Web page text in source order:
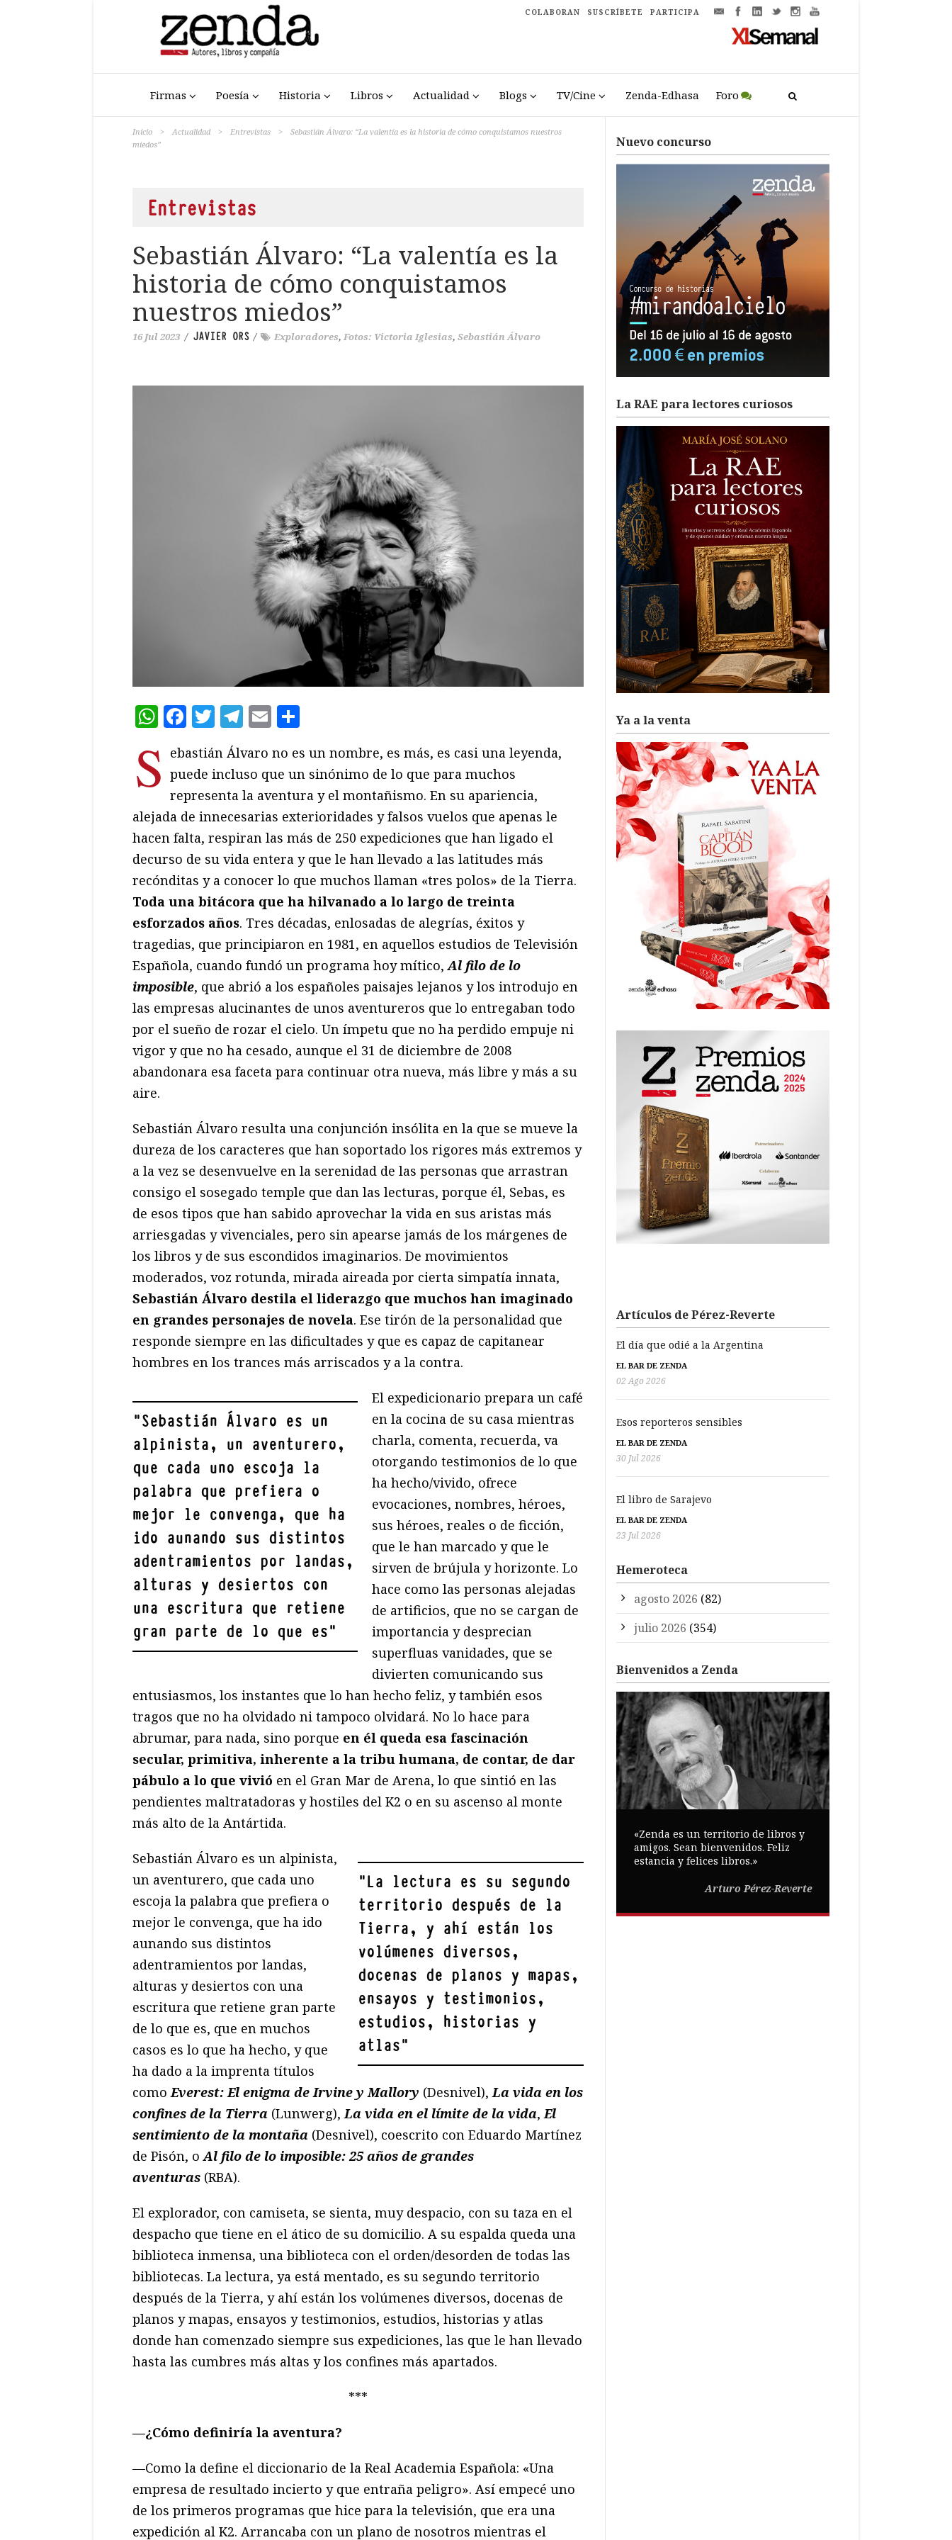
COLABORAN SUSCRÍBETE PARTICIPA
Firmas Poesía Historia Libros Actualidad Blogs TV/Cine Zenda-Edhasa Foro
Inicio > Actualidad > Entrevistas >
Sebastián Álvaro: “La valentía es la historia de cómo conquistamos nuestros
miedos”
Entrevistas
Sebastián Álvaro: “La valentía es la
historia de cómo conquistamos
nuestros miedos”
16 Jul 2023 / JAVIER ORS / Exploradores, Fotos: Victoria Iglesias, Sebastián Álvaro
WhatsApp
Facebook
Twitter
Telegram
Email
S ebastián Álvaro no es un nombre, es más, es casi una leyenda,
puede incluso que un sinónimo de lo que para muchos
representa la aventura y el montañismo. En su apariencia,
alejada de innecesarias exterioridades y falsos vuelos que apenas le
hacen falta, respiran las más de 250 expediciones que han ligado el
decurso de su vida entera y que le han llevado a las latitudes más
recónditas y a conocer lo que muchos llaman «tres polos» de la Tierra.
Toda una bitácora que ha hilvanado a lo largo de treinta
esforzados años. Tres décadas, enlosadas de alegrías, éxitos y
tragedias, que principiaron en 1981, en aquellos estudios de Televisión
Española, cuando fundó un programa hoy mítico, Al filo de lo
imposible, que abrió a los españoles paisajes lejanos y los introdujo en
las empresas alucinantes de unos aventureros que lo entregaban todo
por el sueño de rozar el cielo. Un ímpetu que no ha perdido empuje ni
vigor y que no ha cesado, aunque el 31 de diciembre de 2008
abandonara esa faceta para continuar otra nueva, más libre y más a su
aire.
Sebastián Álvaro resulta una conjunción insólita en la que se mueve la
dureza de los caracteres que han soportado los rigores más extremos y
a la vez se desenvuelve en la serenidad de las personas que arrastran
consigo el sosegado temple que dan las lecturas, porque él, Sebas, es
de esos tipos que han sabido aprovechar la vida en sus aristas más
arriesgadas y vivenciales, pero sin apearse jamás de los márgenes de
los libros y de sus escondidos imaginarios. De movimientos
moderados, voz rotunda, mirada aireada por cierta simpatía innata,
Sebastián Álvaro destila el liderazgo que muchos han imaginado
en grandes personajes de novela. Ese tirón de la personalidad que
responde siempre en las dificultades y que es capaz de capitanear
hombres en los trances más arriscados y a la contra.
"Sebastián Álvaro es un
alpinista, un aventurero,
que cada uno escoja la
palabra que prefiera o
mejor le convenga, que ha
ido aunando sus distintos
adentramientos por landas,
alturas y desiertos con
una escritura que retiene
gran parte de lo que es"
El expedicionario prepara un café
en la cocina de su casa mientras
charla, comenta, recuerda, va
otorgando testimonios de lo que
ha hecho/vivido, ofrece
evocaciones, nombres, héroes,
sus héroes, reales o de ficción,
que le han marcado y que le
sirven de brújula y horizonte. Lo
hace como las personas alejadas
de artificios, que no se cargan de
importancia y desprecian
superfluas vanidades, que se
divierten comunicando sus
entusiasmos, los instantes que lo han hecho feliz, y también esos
tragos que no ha olvidado ni tampoco olvidará. No lo hace para
abrumar, para nada, sino porque en él queda esa fascinación
secular, primitiva, inherente a la tribu humana, de contar, de dar
pábulo a lo que vivió en el Gran Mar de Arena, lo que sintió en las
pendientes maltratadoras y hostiles del K2 o en su ascenso al monte
más alto de la Antártida.
"La lectura es su segundo
territorio después de la
Tierra, y ahí están los
volúmenes diversos,
docenas de planos y mapas,
ensayos y testimonios,
estudios, historias y
atlas"
Sebastián Álvaro es un alpinista,
un aventurero, que cada uno
escoja la palabra que prefiera o
mejor le convenga, que ha ido
aunando sus distintos
adentramientos por landas,
alturas y desiertos con una
escritura que retiene gran parte
de lo que es, que en muchos
casos es lo que ha hecho, y que
ha dado a la imprenta títulos
como Everest: El enigma de Irvine y Mallory (Desnivel), La vida en los
confines de la Tierra (Lunwerg), La vida en el límite de la vida, El
sentimiento de la montaña (Desnivel), coescrito con Eduardo Martínez
de Pisón, oAl filo de lo imposible: 25 años de grandes
aventuras (RBA).
El explorador, con camiseta, se sienta, muy despacio, con su taza en el
despacho que tiene en el ático de su domicilio. A su espalda queda una
biblioteca inmensa, una biblioteca con el orden/desorden de todas las
bibliotecas. La lectura, ya está mentado, es su segundo territorio
después de la Tierra, y ahí están los volúmenes diversos, docenas de
planos y mapas, ensayos y testimonios, estudios, historias y atlas
donde han comenzado siempre sus expediciones, las que le han llevado
hasta las cumbres más altas y los confines más apartados.
***
—¿Cómo definiría la aventura?
—Como la define el diccionario de la Real Academia Española: «Una
empresa de resultado incierto y que entraña peligro». Así empecé uno
de los primeros programas que hice para la televisión, que era una
expedición al K2. Arrancaba con un plano de nosotros mientras el
Nuevo concurso
La RAE para lectores curiosos
Ya a la venta
Artículos de Pérez-Reverte
El día que odié a la Argentina
EL BAR DE ZENDA
02 Ago 2026
Esos reporteros sensibles
EL BAR DE ZENDA
30 Jul 2026
El libro de Sarajevo
EL BAR DE ZENDA
23 Jul 2026
Hemeroteca
agosto 2026 (82)
julio 2026 (354)
Bienvenidos a Zenda
«Zenda es un territorio de libros y
amigos. Sean bienvenidos. Feliz
estancia y felices libros.»
Arturo Pérez-Reverte